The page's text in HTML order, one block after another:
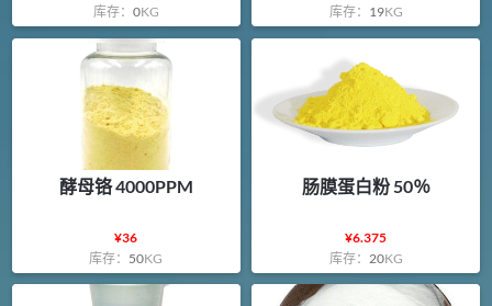
库存： 0KG
库存： 19KG
酵母铬 4000PPM
¥36
库存： 50KG
肠膜蛋白粉 50％
¥6.375
库存： 20KG